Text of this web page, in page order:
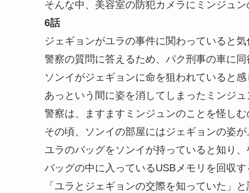
そんな中、美容室の防犯カメラにミンジュ
6話
ジェギョンがユラの事件に関わっていると気
警察の質問に答えるため、パク刑事の車に同
ソンイがジェギョンに命を狙われていると感
あっという間に姿を消してしまったミンジュ
警察は、ますますミンジュンのことを怪しむ
その頃、ソンイの部屋にはジェギョンの姿が
ユラのバッグをソンイが持っていると知り、
バッグの中に入っているUSBメモリを回収す
「ユラとジェギョンの交際を知っていた」と